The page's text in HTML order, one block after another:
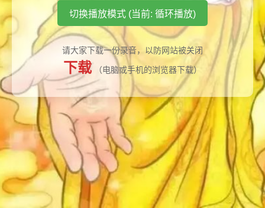
切换播放模式 (当前: 循环播放)
请大家下载一份录音，以防网站被关闭
下载 （电脑或手机的浏览器下载）